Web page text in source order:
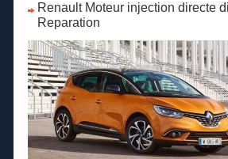
Renault Moteur injection directe
Reparation